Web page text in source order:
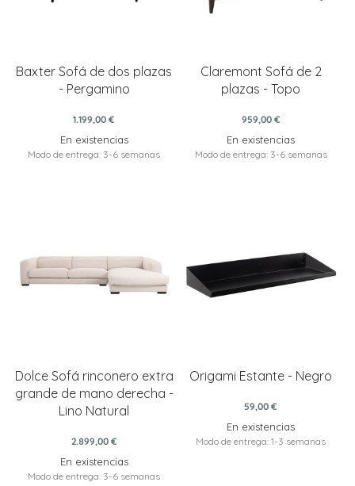
Baxter Sofá de dos plazas
- Pergamino
1.199,00 €
En existencias
Modo de entrega: 3-6 semanas
Claremont Sofá de 2
plazas - Topo
959,00 €
En existencias
Modo de entrega: 3-6 semanas
Dolce Sofá rinconero extra
grande de mano derecha -
Lino Natural
2.899,00 €
En existencias
Modo de entrega: 3-6 semanas
Origami Estante - Negro
59,00 €
En existencias
Modo de entrega: 1-3 semanas